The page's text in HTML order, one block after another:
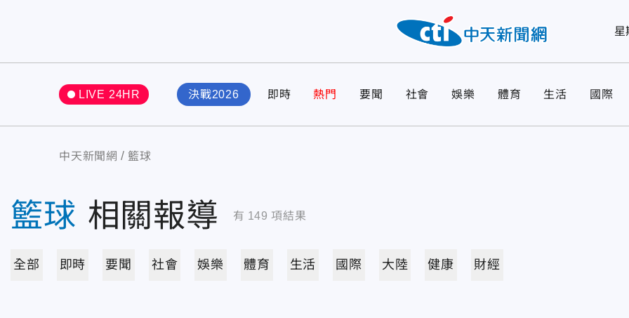
星
LIVE 24HR 決戰2026 即時 熱門 要聞 社會 娛樂 體育 生活 國際
中天新聞網 籃球
籃球 相關報導 有 149 項結果
全部 即時 要聞 社會 娛樂 體育 生活 國際 大陸 健康 財經